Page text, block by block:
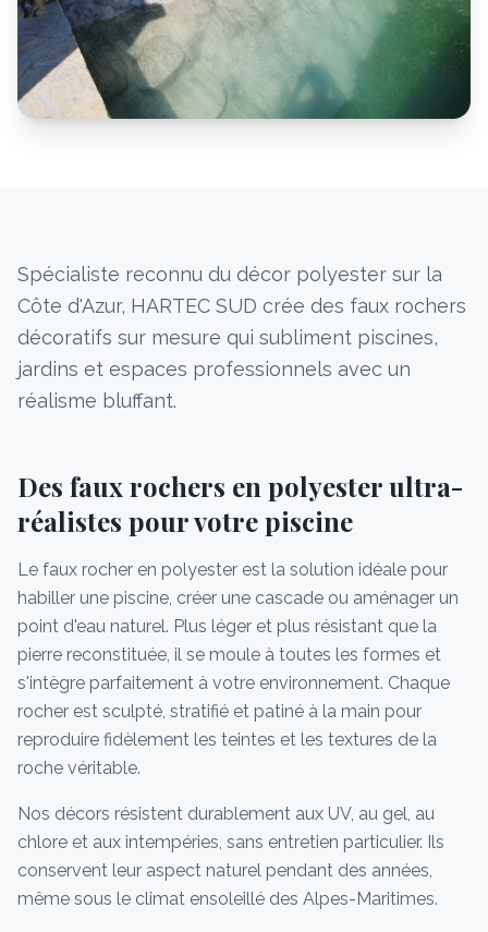
Spécialiste reconnu du décor polyester sur la
Côte d'Azur, HARTEC SUD crée des faux rochers
décoratifs sur mesure qui subliment piscines,
jardins et espaces professionnels avec un
réalisme bluffant.
Des faux rochers en polyester ultra-
réalistes pour votre piscine
Le faux rocher en polyester est la solution idéale pour
habiller une piscine, créer une cascade ou aménager un
point d'eau naturel. Plus léger et plus résistant que la
pierre reconstituée, il se moule à toutes les formes et
s'intègre parfaitement à votre environnement. Chaque
rocher est sculpté, stratifié et patiné à la main pour
reproduire fidèlement les teintes et les textures de la
roche véritable.
Nos décors résistent durablement aux UV, au gel, au
chlore et aux intempéries, sans entretien particulier. Ils
conservent leur aspect naturel pendant des années,
même sous le climat ensoleillé des Alpes-Maritimes.